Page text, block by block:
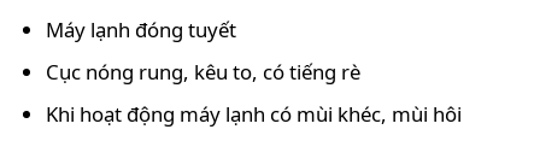
Máy lạnh đóng tuyết
Cục nóng rung, kêu to, có tiếng rè
Khi hoạt động máy lạnh có mùi khéc, mùi hôi